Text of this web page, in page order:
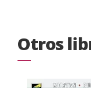
Otros